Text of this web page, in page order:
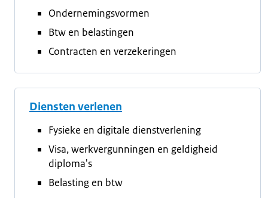
Ondernemingsvormen
Btw en belastingen
Contracten en verzekeringen
Diensten verlenen
Fysieke en digitale dienstverlening
Visa, werkvergunningen en geldigheid
diploma's
Belasting en btw